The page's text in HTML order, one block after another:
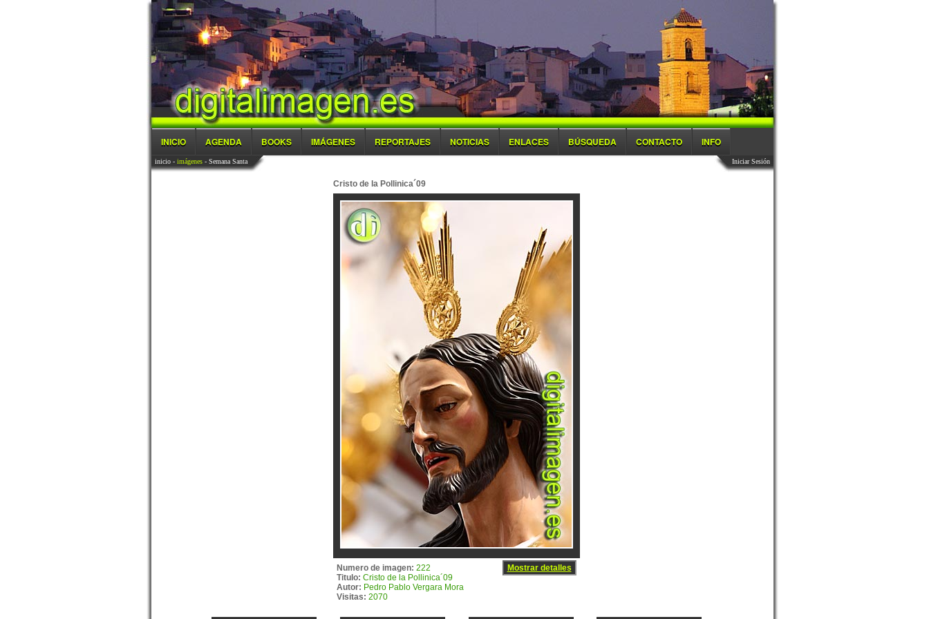
INICIO AGENDA BOOKS IMÁGENES REPORTAJES NOTICIAS ENLACES BÚSQUEDA CONTACTO INFO
inicio- imágenes- Semana Santa Iniciar Sesión
Cristo de la Pollinica´09
Numero de imagen: 222
Titulo: Cristo de la Pollinica´09
Autor: Pedro Pablo Vergara Mora
Visitas: 2070
Mostrar detalles